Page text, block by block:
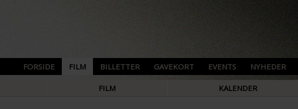
FORSIDE FILM BILLETTER GAVEKORT EVENTS NYHEDER
FILM KALENDER